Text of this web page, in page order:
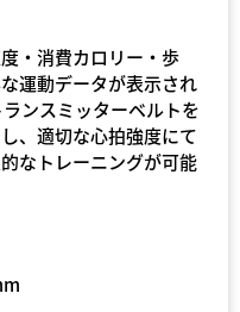
・消費カロリー・歩
運動データが表示され
ンスミッターベルトを
、適切な心拍強度にて
なトレーニングが可能